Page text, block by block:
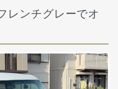
レンチグレーでオ